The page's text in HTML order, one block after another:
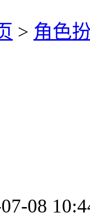
> 角色
08